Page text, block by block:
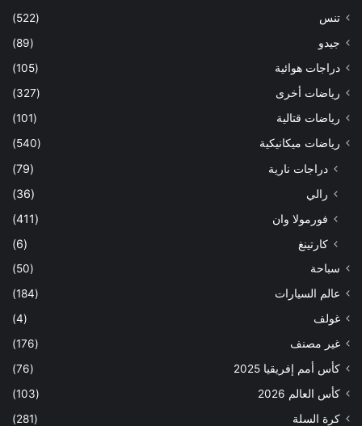
تنس
(522)
جيدو
(89)
دراجات هوائية
(105)
رياضات أخرى
(327)
رياضات قتالية
(101)
رياضات ميكانيكية
(540)
دراجات نارية
(79)
رالي
(36)
فورمولا وان
(411)
كارتينغ
(6)
سباحة
(50)
عالم السيارات
(184)
غولف
(4)
غير مصنف
(176)
كأس أمم إفريقيا 2025
(76)
كأس العالم 2026
(103)
كرة السلة
(281)